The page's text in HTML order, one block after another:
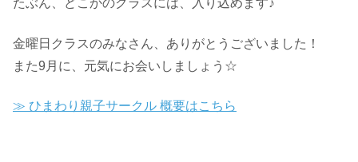
たぶん、どこかのクラスには、入り込めます♪
金曜日クラスのみなさん、ありがとうございました！
また9月に、元気にお会いしましょう☆
≫ ひまわり親子サークル 概要はこちら